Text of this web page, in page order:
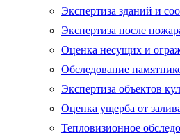
Экспертиза зданий и
Экспертиза после
Оценка несущих и
Обследование
Экспертиза объектов
Оценка ущерба от
Тепловизионное